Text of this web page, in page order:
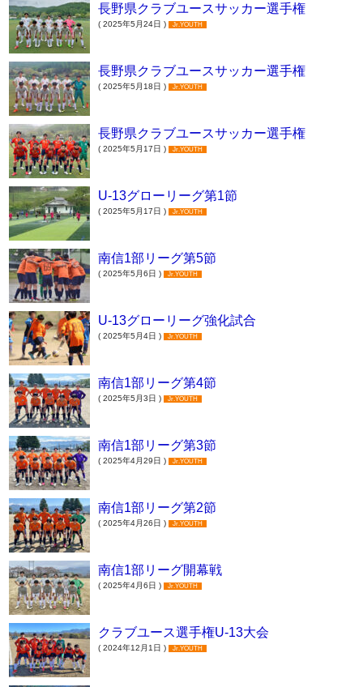
長野県クラブユースサッカー選手権
( 2025年5月24日 ) Jr.YOUTH
長野県クラブユースサッカー選手権
( 2025年5月18日 ) Jr.YOUTH
長野県クラブユースサッカー選手権
( 2025年5月17日 ) Jr.YOUTH
U-13グローリーグ第1節
( 2025年5月17日 ) Jr.YOUTH
南信1部リーグ第5節
( 2025年5月6日 ) Jr.YOUTH
U-13グローリーグ強化試合
( 2025年5月4日 ) Jr.YOUTH
南信1部リーグ第4節
( 2025年5月3日 ) Jr.YOUTH
南信1部リーグ第3節
( 2025年4月29日 ) Jr.YOUTH
南信1部リーグ第2節
( 2025年4月26日 ) Jr.YOUTH
南信1部リーグ開幕戦
( 2025年4月6日 ) Jr.YOUTH
クラブユース選手権U-13大会
( 2024年12月1日 ) Jr.YOUTH